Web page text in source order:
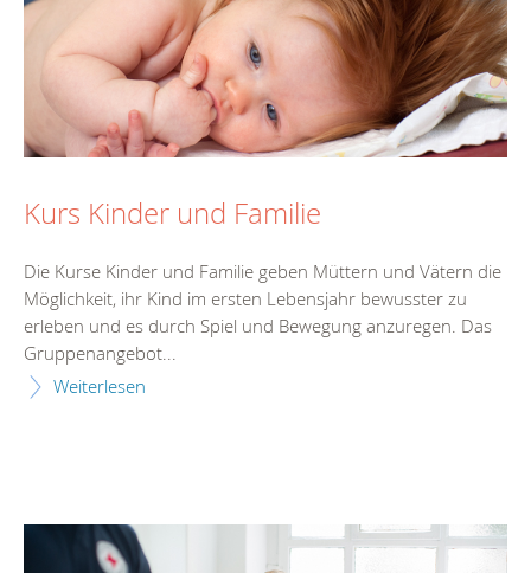
Kurs Kinder und Familie
Die Kurse Kinder und Familie geben Müttern und Vätern die
Möglichkeit, ihr Kind im ersten Lebensjahr bewusster zu
erleben und es durch Spiel und Bewegung anzuregen. Das
Gruppenangebot...
Weiterlesen